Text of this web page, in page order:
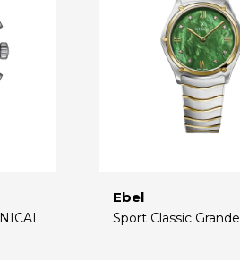
Ebel
Sport Classic Grande